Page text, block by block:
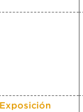
Exposición